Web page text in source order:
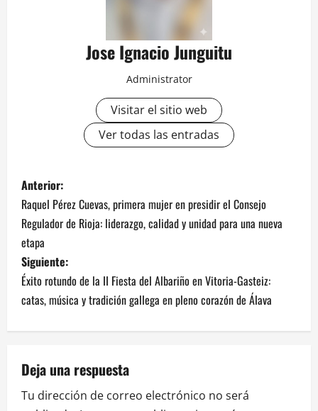
Jose Ignacio Junguitu
Administrator
Visitar el sitio web
Ver todas las entradas
N
a
v
e
g
a
c
i
Anterior:
Raquel Pérez Cuevas, primera mujer en presidir el Consejo
Regulador de Rioja: liderazgo, calidad y unidad para una nueva
etapa
Siguiente:
Éxito rotundo de la II Fiesta del Albariño en Vitoria-Gasteiz:
catas, música y tradición gallega en pleno corazón de Álava
Deja una respuesta
Tu dirección de correo electrónico no será